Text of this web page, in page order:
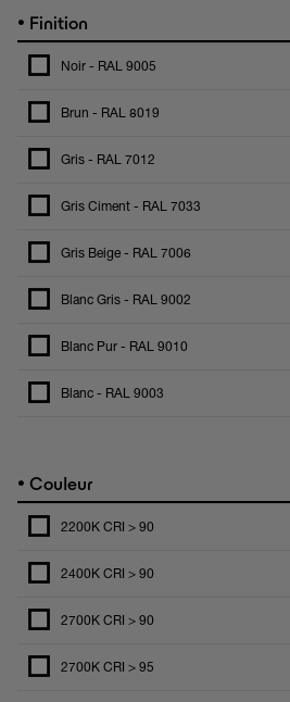
• Finition
Noir - RAL 9005
Brun - RAL 8019
Gris - RAL 7012
Gris Ciment - RAL 7033
Gris Beige - RAL 7006
Blanc Gris - RAL 9002
Blanc Pur - RAL 9010
Blanc - RAL 9003
• Couleur
2200K CRI > 90
2400K CRI > 90
2700K CRI > 90
2700K CRI > 95